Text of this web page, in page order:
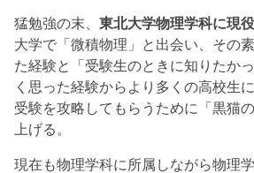
猛勉強の末、東北大学物理学科に現
大学で「微積物理」と出会い、その
た経験と「受験生のときに知りたか
く思った経験からより多くの高校生
受験を攻略してもらうために「黒猫
上げる。
現在も物理学科に所属しながら物理